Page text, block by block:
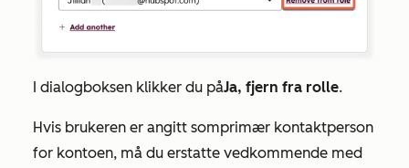
I dialogboksen klikker du påJa, fjern fra rolle.
Hvis brukeren er angitt somprimær kontaktperson
for kontoen, må du erstatte vedkommende med